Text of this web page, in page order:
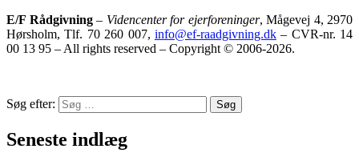
E/F Rådgivning– Videncenter for ejerforeninger, Mågevej 4, 2970
Hørsholm, Tlf. 70 260 007, info@ef-raadgivning.dk– CVR-nr. 14
00 13 95 – All rights reserved – Copyright © 2006-2026.
Søg efter: Søg
Seneste indlæg